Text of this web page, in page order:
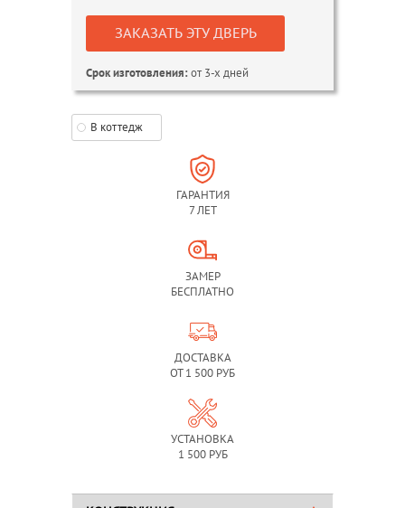
ЗАКАЗАТЬ ЭТУ ДВЕРЬ
Срок изготовления:от 3-х дней
В коттедж
ГАРАНТИЯ
7 ЛЕТ
ЗАМЕР
БЕСПЛАТНО
ДОСТАВКА
ОТ 1 500 РУБ
УСТАНОВКА
1 500 РУБ